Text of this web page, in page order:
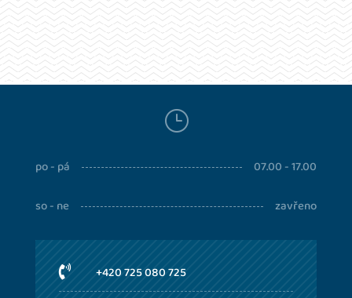
}
po - pá 07.00 - 17.00
so - ne zavřeno
 +420 725 080 725